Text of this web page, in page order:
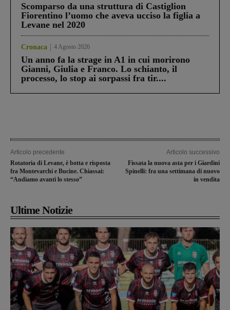
Scomparso da una struttura di Castiglion
Fiorentino l’uomo che aveva ucciso la figlia a
Levane nel 2020
Cronaca 4 Agosto 2026
Un anno fa la strage in A1 in cui morirono
Gianni, Giulia e Franco. Lo schianto, il
processo, lo stop ai sorpassi fra tir....
Articolo precedente
Rotatoria di Levane, è botta e risposta
fra Montevarchi e Bucine. Chiassai:
“Andiamo avanti lo stesso”
Articolo successivo
Fissata la nuova asta per i Giardini
Spinelli: fra una settimana di nuovo
in vendita
Ultime Notizie